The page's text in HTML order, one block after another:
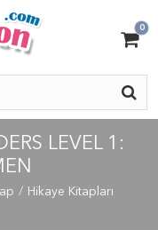
0
LEVEL 1:
Hikaye Kitapları